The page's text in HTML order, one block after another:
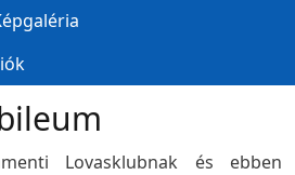
Lovasklubnak és ebben